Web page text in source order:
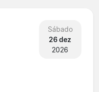
Sábado
26 dez
2026